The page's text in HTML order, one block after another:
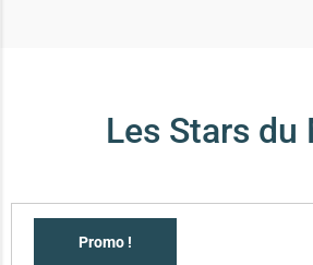
Les Stars du
Promo !